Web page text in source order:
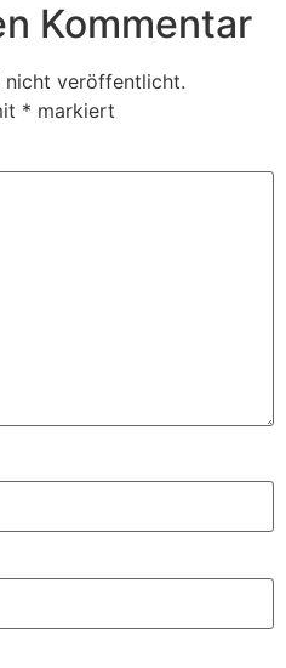
Kommentar
nicht veröffentlicht.
* markiert